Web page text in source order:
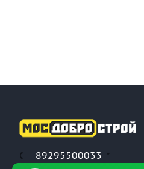
89295500033